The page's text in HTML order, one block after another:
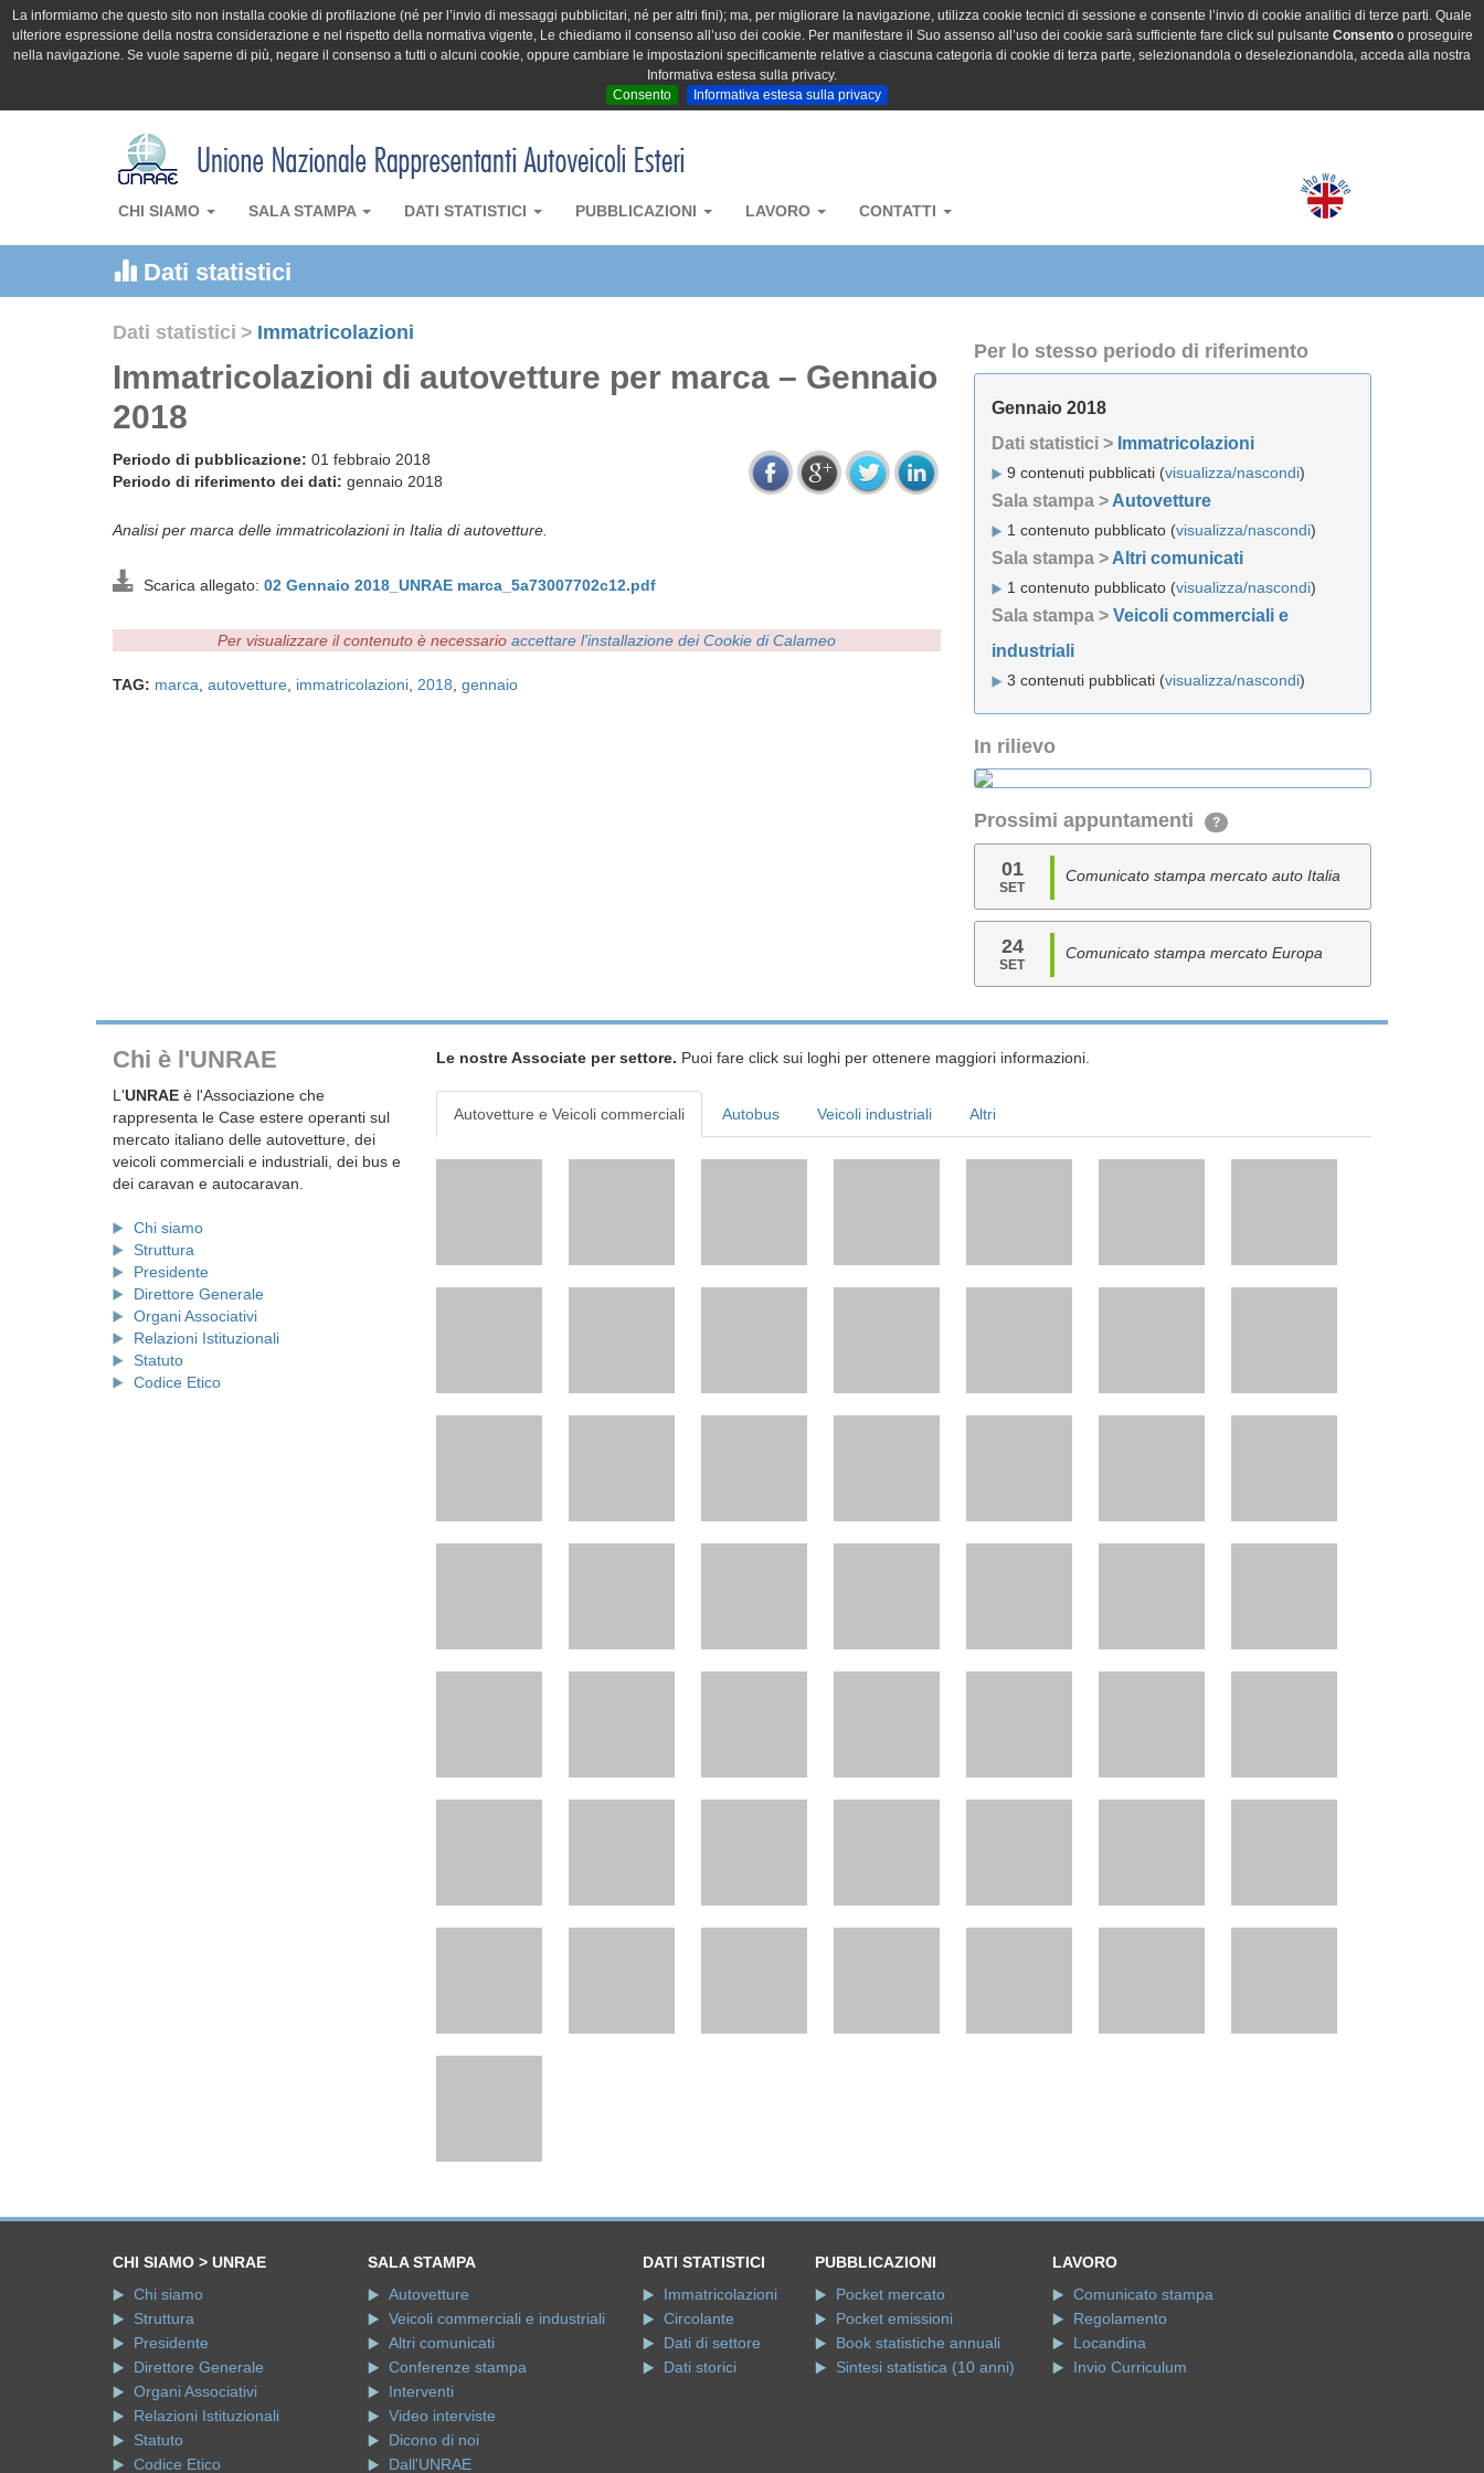
La informiamo che questo sito non installa cookie di profilazione (né per l’invio di messaggi pubblicitari, né per altri fini); ma, per migliorare la navigazione, utilizza cookie tecnici di sessione e consente l’invio di cookie analitici di terze parti. Quale
ulteriore espressione della nostra considerazione e nel rispetto della normativa vigente, Le chiediamo il consenso all’uso dei cookie. Per manifestare il Suo assenso all’uso dei cookie sarà sufficiente fare click sul pulsante Consentoo proseguire
nella navigazione. Se vuole saperne di più, negare il consenso a tutti o alcuni cookie, oppure cambiare le impostazioni specificamente relative a ciascuna categoria di cookie di terza parte, selezionandola o deselezionandola, acceda alla nostra
Informativa estesa sulla privacy.
Consento
Informativa estesa sulla privacy
CHI SIAMO SALA STAMPA DATI STATISTICI PUBBLICAZIONI LAVORO CONTATTI
Dati statistici
Dati statistici > Immatricolazioni
Immatricolazioni di autovetture per marca – Gennaio
2018
Periodo di pubblicazione: 01 febbraio 2018
Periodo di riferimento dei dati: gennaio 2018
Analisi per marca delle immatricolazioni in Italia di autovetture.
Scarica allegato: 02 Gennaio 2018_UNRAE marca_5a73007702c12.pdf
Per visualizzare il contenuto è necessario accettare l'installazione dei Cookie di Calameo
TAG: marca autovetture immatricolazioni 2018 gennaio
Per lo stesso periodo di riferimento
Gennaio 2018
Dati statistici > Immatricolazioni
9 contenuti pubblicati (visualizza/nascondi)
Sala stampa > Autovetture
1 contenuto pubblicato (visualizza/nascondi)
Sala stampa > Altri comunicati
1 contenuto pubblicato (visualizza/nascondi)
Sala stampa > Veicoli commerciali e
industriali
3 contenuti pubblicati (visualizza/nascondi)
In rilievo
Prossimi appuntamenti ?
01
SET
Comunicato stampa mercato auto Italia
24
SET
Comunicato stampa mercato Europa
Chi è l'UNRAE
L'UNRAE è l'Associazione che
rappresenta le Case estere operanti sul
mercato italiano delle autovetture, dei
veicoli commerciali e industriali, dei bus e
dei caravan e autocaravan.
Chi siamo
Struttura
Presidente
Direttore Generale
Organi Associativi
Relazioni Istituzionali
Statuto
Codice Etico
Le nostre Associate per settore. Puoi fare click sui loghi per ottenere maggiori informazioni.
Autovetture e Veicoli commerciali Autobus Veicoli industriali Altri
CHI SIAMO > UNRAE
Chi siamo
Struttura
Presidente
Direttore Generale
Organi Associativi
Relazioni Istituzionali
Statuto
Codice Etico
SALA STAMPA
Autovetture
Veicoli commerciali e industriali
Altri comunicati
Conferenze stampa
Interventi
Video interviste
Dicono di noi
Dall'UNRAE
DATI STATISTICI
Immatricolazioni
Circolante
Dati di settore
Dati storici
PUBBLICAZIONI
Pocket mercato
Pocket emissioni
Book statistiche annuali
Sintesi statistica (10 anni)
LAVORO
Comunicato stampa
Regolamento
Locandina
Invio Curriculum